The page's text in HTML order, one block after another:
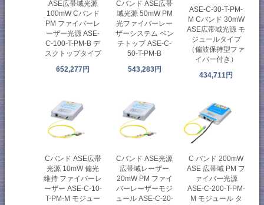
ASE広帯域光源
100mW Cバンド
PM ファイバーレ
ーザー光源 ASE-
C-100-T-PM-B デ
スクトップタイプ
652,277円
Cバンド ASE広帯
域光源 50mW PM
光ファイバーレー
ザーシステム ベン
チトップ ASE-C-
50-T-PM-B
543,283円
ASE-C-30-T-PM-
M Cバンド 30mW
ASE広帯域光源 モ
ジュールタイプ
（偏波保持型ファ
イバー付き）
434,711円
Cバンド ASE広帯
光源 10mW 偏光
維持 ファイバーレ
ーザー ASE-C-10-
T-PM-M モジュー
Cバンド ASE光源
広帯域レーザー
20mW PM ファイ
バーレーザーモジ
ュール ASE-C-20-
C バンド 200mW
ASE 広帯域 PM フ
ァイバー光源
ASE-C-200-T-PM-
M モジュール タ